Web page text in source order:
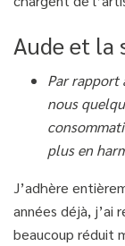
Aude et la
Par rapport
nous
plus en
J’adhère
années déjà, j’ai
beaucoup réduit